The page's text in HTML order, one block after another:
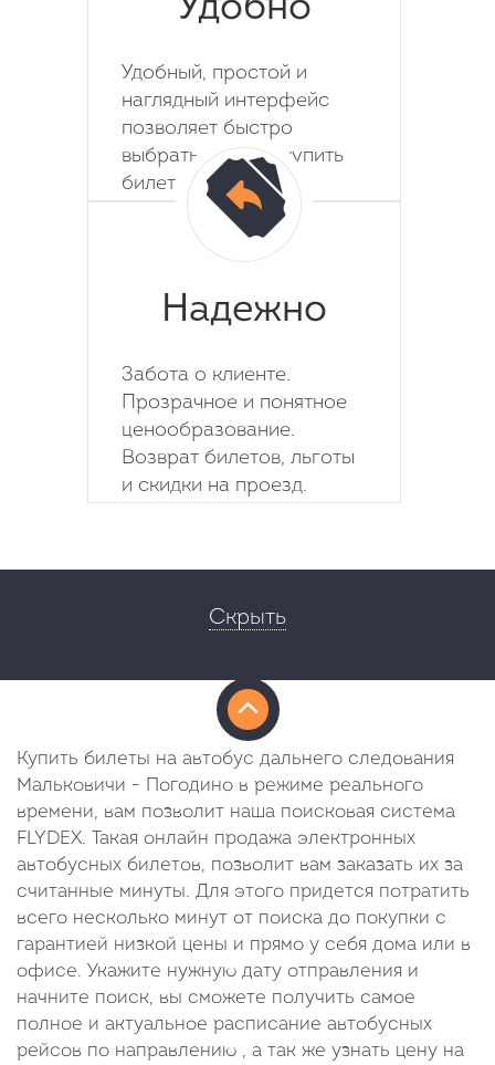
Удобно
Удобный, простой и
наглядный интерфейс
позволяет быстро
выбрать место и купить
билет на автобус.
Надежно
Забота о клиенте.
Прозрачное и понятное
ценообразование.
Возврат билетов, льготы
и скидки на проезд.
Скрыть
Купить билеты на автобус дальнего следования
Мальковичи - Погодино в режиме реального
времени, вам позволит наша поисковая система
FLYDEX. Такая онлайн продажа электронных
автобусных билетов, позволит вам заказать их за
считанные минуты. Для этого придется потратить
всего несколько минут от поиска до покупки с
гарантией низкой цены и прямо у себя дома или в
офисе. Укажите нужную дату отправления и
начните поиск, вы сможете получить самое
полное и актуальное расписание автобусных
рейсов по направлению , а так же узнать цену на